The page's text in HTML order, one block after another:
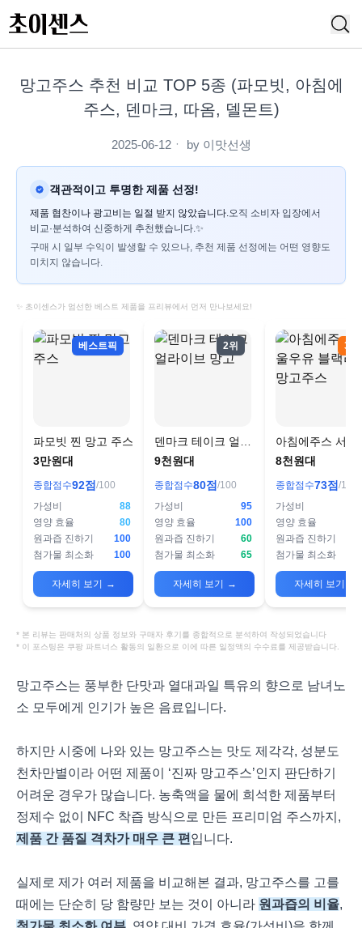
망고주스 추천 비교 TOP 5종 (파모빗, 아침에
주스, 덴마크, 따옴, 델몬트)
2025-06-12ㆍ by 이맛선생
객관적이고 투명한 제품 선정!
제품 협찬이나 광고비는 일절 받지 않았습니다.오직 소비자 입장에서
비교·분석하여 신중하게 추천했습니다.✨
구매 시 일부 수익이 발생할 수 있으나, 추천 제품 선정에는 어떤 영향도
미치지 않습니다.
✨ 초이센스가 엄선한 베스트 제품을 프리뷰에서 먼저 만나보세요!
베스트픽
파모빗 찐 망고 주스
3만원대
종합점수92점 /100
가성비
88
영양 효율
80
원과즙 진하기
100
첨가물 최소화
100
자세히 보기 →
2위
덴마크 테이크 얼라
이브 망고
9천원대
종합점수80점 /100
가성비
95
영양 효율
100
원과즙 진하기
60
첨가물 최소화
65
자세히 보기 →
3위
아침에주스 서울
유 블랙라벨 망
8천원대
종합점수73점 /100
가성비
영양 효율
원과즙 진하기
첨가물 최소화
자세히 보기
* 본 리뷰는 판매처의 상품 정보와 구매자 후기를 종합적으로 분석하여 작성되었습니다
* 이 포스팅은 쿠팡 파트너스 활동의 일환으로 이에 따른 일정액의 수수료를 제공받습니다.
망고주스는 풍부한 단맛과 열대과일 특유의 향으로 남녀노
소 모두에게 인기가 높은 음료입니다.
하지만 시중에 나와 있는 망고주스는 맛도 제각각, 성분도
천차만별이라 어떤 제품이 ‘진짜 망고주스’인지 판단하기
어려운 경우가 많습니다. 농축액을 물에 희석한 제품부터
정제수 없이 NFC 착즙 방식으로 만든 프리미엄 주스까지,
제품 간 품질 격차가 매우 큰 편 입니다.
실제로 제가 여러 제품을 비교해본 결과, 망고주스를 고를
때에는 단순히 당 함량만 보는 것이 아니라 원과즙의 비율,